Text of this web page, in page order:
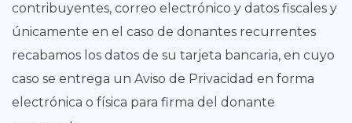
contribuyentes, correo electrónico y datos fiscales y
únicamente en el caso de donantes recurrentes
recabamos los datos de su tarjeta bancaria, en cuyo
caso se entrega un Aviso de Privacidad en forma
electrónica o física para firma del donante